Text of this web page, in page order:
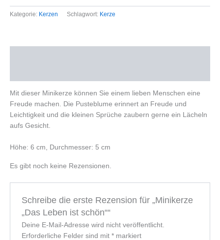
Kategorie: Kerzen Schlagwort: Kerze
Mit dieser Minikerze können Sie einem lieben Menschen eine
Freude machen. Die Pusteblume erinnert an Freude und
Leichtigkeit und die kleinen Sprüche zaubern gerne ein Lächeln
aufs Gesicht.
Höhe: 6 cm, Durchmesser: 5 cm
Es gibt noch keine Rezensionen.
Schreibe die erste Rezension für „Minikerze
„Das Leben ist schön““
Deine E-Mail-Adresse wird nicht veröffentlicht.
Erforderliche Felder sind mit *markiert